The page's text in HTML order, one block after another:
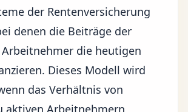
der Rentenversicherung
denen die Beiträge der
die heutigen
Dieses Modell wird
das Verhältnis von
aktiven Arbeitnehmern